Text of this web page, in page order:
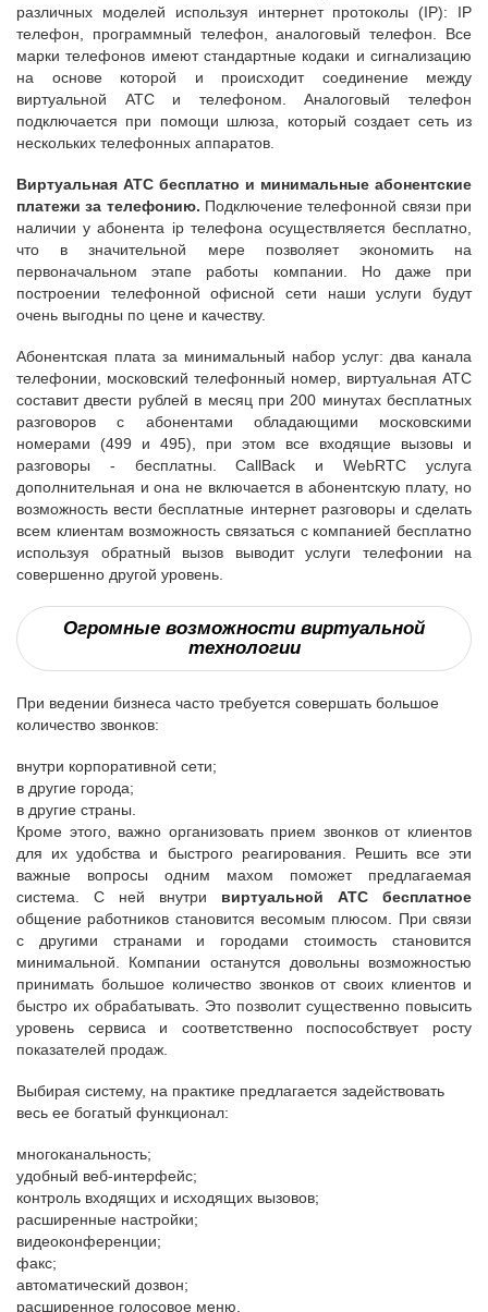
различных моделей используя интернет протоколы (IP): IP
телефон, программный телефон, аналоговый телефон. Все
марки телефонов имеют стандартные кодаки и сигнализацию
на основе которой и происходит соединение между
виртуальной АТС и телефоном. Аналоговый телефон
подключается при помощи шлюза, который создает сеть из
нескольких телефонных аппаратов.
Виртуальная АТС бесплатно и минимальные абонентские
платежи за телефонию. Подключение телефонной связи при
наличии у абонента ip телефона осуществляется бесплатно,
что в значительной мере позволяет экономить на
первоначальном этапе работы компании. Но даже при
построении телефонной офисной сети наши услуги будут
очень выгодны по цене и качеству.
Абонентская плата за минимальный набор услуг: два канала
телефонии, московский телефонный номер, виртуальная АТС
составит двести рублей в месяц при 200 минутах бесплатных
разговоров с абонентами обладающими московскими
номерами (499 и 495), при этом все входящие вызовы и
разговоры - бесплатны. CallBack и WebRTC услуга
дополнительная и она не включается в абонентскую плату, но
возможность вести бесплатные интернет разговоры и сделать
всем клиентам возможность связаться с компанией бесплатно
используя обратный вызов выводит услуги телефонии на
совершенно другой уровень.
Огромные возможности виртуальной
технологии
При ведении бизнеса часто требуется совершать большое
количество звонков:
внутри корпоративной сети;
в другие города;
в другие страны.
Кроме этого, важно организовать прием звонков от клиентов
для их удобства и быстрого реагирования. Решить все эти
важные вопросы одним махом поможет предлагаемая
система. С ней внутри виртуальной АТС бесплатное
общение работников становится весомым плюсом. При связи
с другими странами и городами стоимость становится
минимальной. Компании останутся довольны возможностью
принимать большое количество звонков от своих клиентов и
быстро их обрабатывать. Это позволит существенно повысить
уровень сервиса и соответственно поспособствует росту
показателей продаж.
Выбирая систему, на практике предлагается задействовать
весь ее богатый функционал:
многоканальность;
удобный веб-интерфейс;
контроль входящих и исходящих вызовов;
расширенные настройки;
видеоконференции;
факс;
автоматический дозвон;
расширенное голосовое меню.